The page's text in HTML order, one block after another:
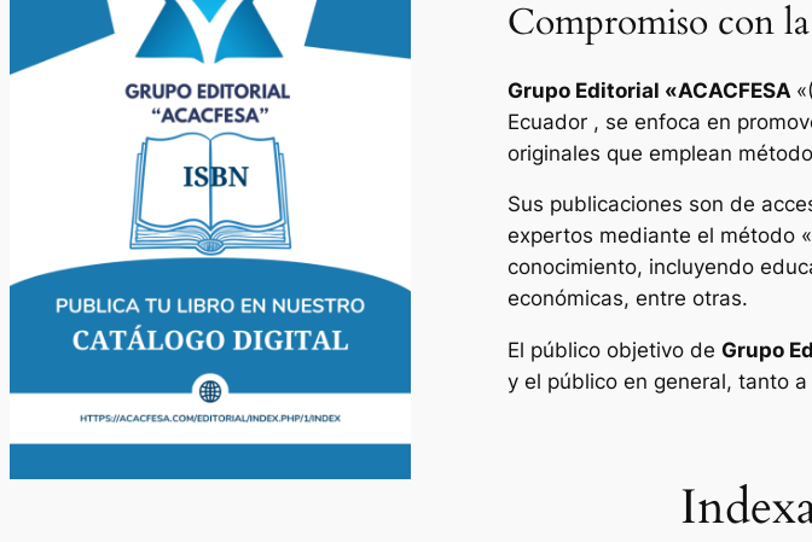
Compromiso con
Grupo Editorial «ACACFESA
Ecuador , se enfoca en
originales que emplean
Sus publicaciones son de
expertos mediante el método
conocimiento, incluyendo
económicas, entre otras.
El público objetivo de Grupo
y el público en general, tanto